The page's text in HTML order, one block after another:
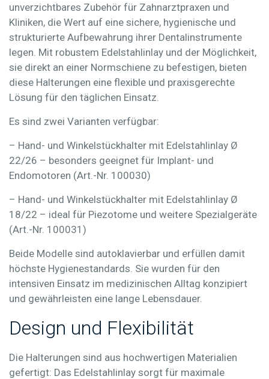
unverzichtbares Zubehör für Zahnarztpraxen und
Kliniken, die Wert auf eine sichere, hygienische und
strukturierte Aufbewahrung ihrer Dentalinstrumente
legen. Mit robustem Edelstahlinlay und der Möglichkeit,
sie direkt an einer Normschiene zu befestigen, bieten
diese Halterungen eine flexible und praxisgerechte
Lösung für den täglichen Einsatz.
Es sind zwei Varianten verfügbar:
– Hand- und Winkelstückhalter mit Edelstahlinlay Ø
22/26 – besonders geeignet für Implant- und
Endomotoren (Art.-Nr. 100030)
– Hand- und Winkelstückhalter mit Edelstahlinlay Ø
18/22 – ideal für Piezotome und weitere Spezialgeräte
(Art.-Nr. 100031)
Beide Modelle sind autoklavierbar und erfüllen damit
höchste Hygienestandards. Sie wurden für den
intensiven Einsatz im medizinischen Alltag konzipiert
und gewährleisten eine lange Lebensdauer.
Design und Flexibilität
Die Halterungen sind aus hochwertigen Materialien
gefertigt: Das Edelstahlinlay sorgt für maximale